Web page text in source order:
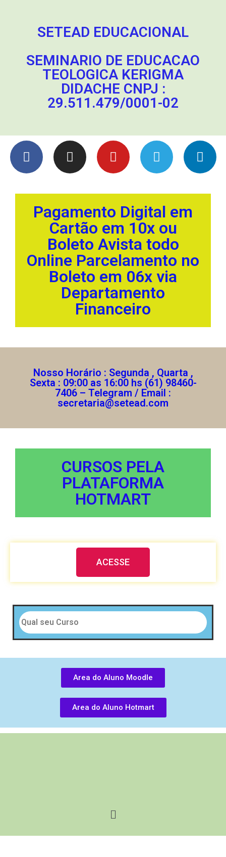
SETEAD EDUCACIONAL
SEMINARIO DE EDUCACAO
TEOLOGICA KERIGMA
DIDACHE CNPJ :
29.511.479/0001-02
Pagamento Digital em
Cartão em 10x ou
Boleto Avista todo
Online Parcelamento no
Boleto em 06x via
Departamento
Financeiro
Nosso Horário : Segunda , Quarta ,
Sexta : 09:00 as 16:00 hs (61) 98460-
7406 – Telegram / Email :
secretaria@setead.com
CURSOS PELA
PLATAFORMA
HOTMART
ACESSE
Area do Aluno Moodle
Area do Aluno Hotmart